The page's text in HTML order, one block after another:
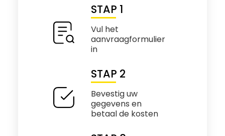
STAP 1
Vul het
aanvraagformulier
in
STAP 2
Bevestig uw
gegevens en
betaal de kosten